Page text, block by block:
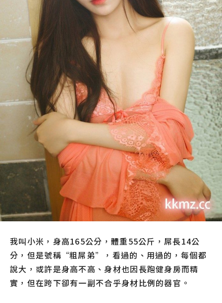
我叫小米，身高165公分，體重55公斤，屌長14公
分，但是號稱“粗屌弟”，看過的、用過的，每個都
說大，或許是身高不高、身材也因長跑健身房而精
實，但在跨下卻有一副不合乎身材比例的器官。